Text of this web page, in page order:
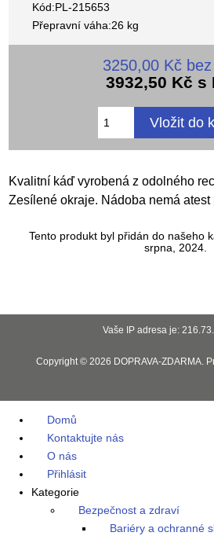
Kód:PL-215653
Přepravní váha:26 kg
3250,00 Kč
3932,50 Kč s
Kvalitní káď vyrobená z odolného
Zesílené okraje. Nádoba nemá atest
Tento produkt byl přidán do našeho
srpna, 2024.
Vaše IP adresa je:
Copyright © 2026 DOPRAVA-ZDARMA.
Domů
Kontaktujte nás
O nás
Přihlásit
Kategorie
Bezpečnost a zdraví
Bariéry a ochranné